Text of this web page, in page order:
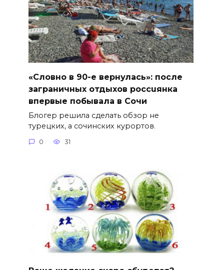
«Словно в 90-е вернулась»: после
заграничных отдыхов россuянка
впервые побывала в Сочи
Блогер решила сделать обзор не
турецких, а сочинских курортов.
0 31